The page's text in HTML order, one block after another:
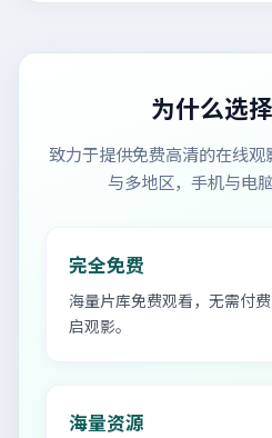
为什么选
致力于提供免费高清的在线
与多地区，手机与电
完全免费
海量片库免费观看，无需付
启观影。
海量资源